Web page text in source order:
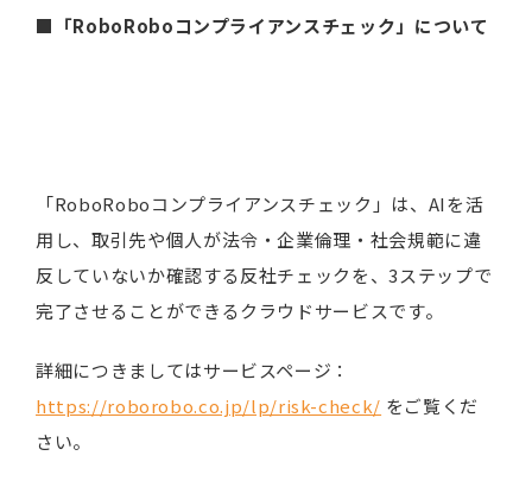
■「RoboRoboコンプライアンスチェック」について
「RoboRoboコンプライアンスチェック」は、AIを活
用し、取引先や個人が法令・企業倫理・社会規範に違
反していないか確認する反社チェックを、3ステップで
完了させることができるクラウドサービスです。
詳細につきましてはサービスページ：
https://roborobo.co.jp/lp/risk-check/ をご覧くだ
さい。